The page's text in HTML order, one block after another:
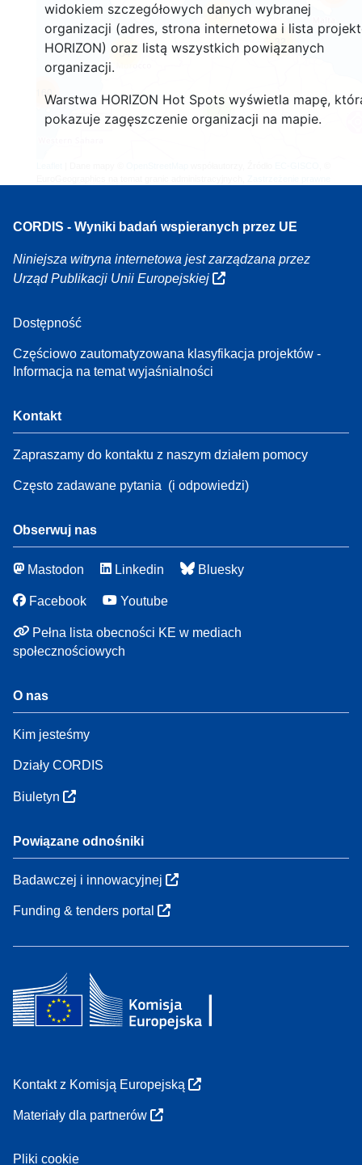
widokiem szczegółowych danych wybranej
organizacji (adres, strona internetowa i lista
HORIZON) oraz listą wszystkich powiązanych
organizacji.
Warstwa HORIZON Hot Spots wyświetla mapę,
pokazuje zagęszczenie organizacji na mapie.
160
7
11
54
CORDIS - Wyniki badań wspieranych przez UE
Niniejsza witryna internetowa jest zarządzana przez
Urząd Publikacji Unii Europejskiej
Dostępność
Częściowo zautomatyzowana klasyfikacja projektów -
Informacja na temat wyjaśnialności
Kontakt
Zapraszamy do kontaktu z naszym działem pomocy
Często zadawane pytania (i odpowiedzi)
Obserwuj nas
Mastodon Linkedin Bluesky
Facebook Youtube
Pełna lista obecności KE w mediach
społecznościowych
O nas
Kim jesteśmy
Działy CORDIS
Biuletyn
Powiązane odnośniki
Badawczej i innowacyjnej
Funding & tenders portal
Kontakt z Komisją Europejską
Materiały dla partnerów
Pliki cookie